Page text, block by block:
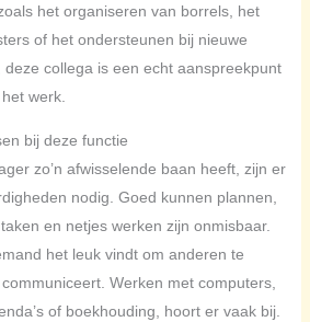
het organiseren van borrels, het
of het ondersteunen bij nieuwe
collega is een echt aanspreekpunt
werk.
bij deze functie
zo’n afwisselende baan heeft, zijn er
nodig. Goed kunnen plannen,
en netjes werken zijn onmisbaar.
het leuk vindt om anderen te
Werken met computers,
of boekhouding, hoort er vaak bij.